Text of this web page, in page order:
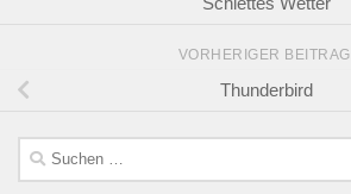
VORHERIGER BEITRAG
Thunderbird
Suchen
nach: